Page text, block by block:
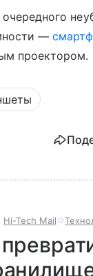
очередного
—
проектором.
Hi-Tech Mail